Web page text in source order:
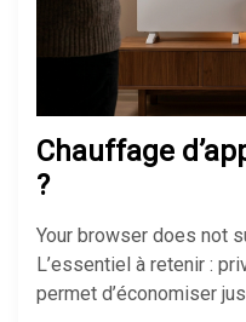
Chauffage
?
Your browser does not
L’essentiel à retenir :
permet d’économiser